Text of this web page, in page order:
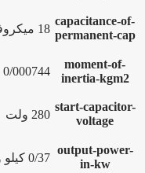
capacitance-of-
permanent-cap 18 میکروفاراد
moment-of-
inertia-kgm2
0/000744
start-capacitor-
voltage
280 ولت
output-power-
in-kw
0/37 کیلو وات